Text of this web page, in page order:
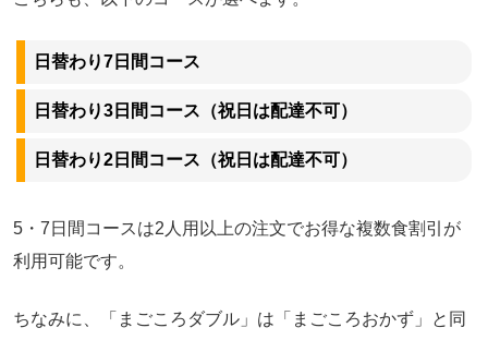
日替わり7日間コース
日替わり3日間コース（祝日は配達不可）
日替わり2日間コース（祝日は配達不可）
5・7日間コースは2人用以上の注文でお得な複数食割引が
利用可能です。
ちなみに、「まごころダブル」は「まごころおかず」と同